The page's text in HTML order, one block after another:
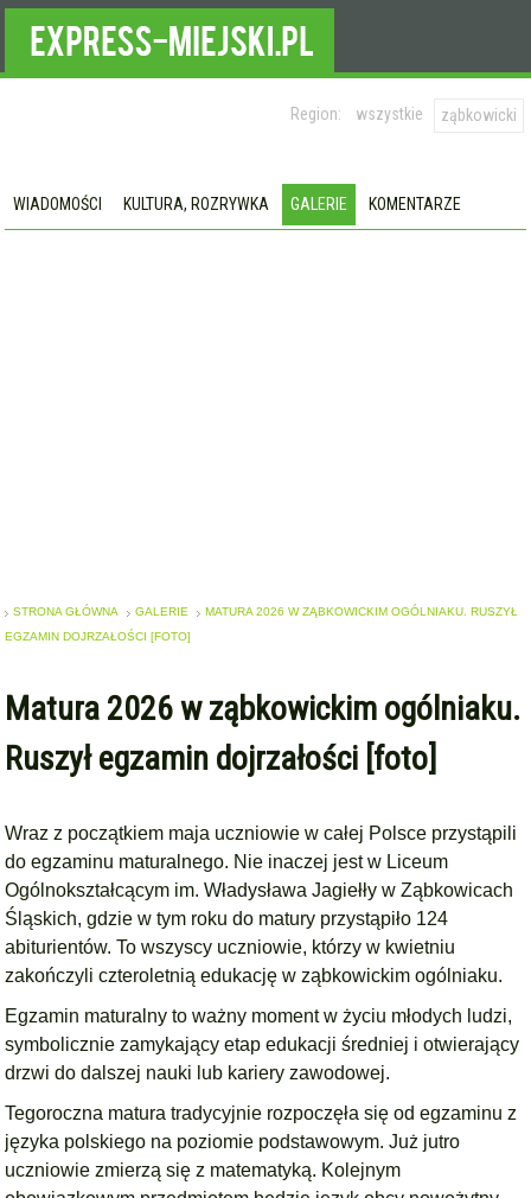
Region: wszystkie ząbkowicki
WIADOMOŚCI KULTURA, ROZRYWKA GALERIE KOMENTARZE
STRONA GŁÓWNA GALERIE
MATURA 2026 W ZĄBKOWICKIM OGÓLNIAKU. RUSZYŁ
EGZAMIN DOJRZAŁOŚCI [FOTO]
Matura 2026 w ząbkowickim ogólniaku.
Ruszył egzamin dojrzałości [foto]
Wraz z początkiem maja uczniowie w całej Polsce przystąpili
do egzaminu maturalnego. Nie inaczej jest w Liceum
Ogólnokształcącym im. Władysława Jagiełły w Ząbkowicach
Śląskich, gdzie w tym roku do matury przystąpiło 124
abiturientów. To wszyscy uczniowie, którzy w kwietniu
zakończyli czteroletnią edukację w ząbkowickim ogólniaku.
Egzamin maturalny to ważny moment w życiu młodych ludzi,
symbolicznie zamykający etap edukacji średniej i otwierający
drzwi do dalszej nauki lub kariery zawodowej.
Tegoroczna matura tradycyjnie rozpoczęła się od egzaminu z
języka polskiego na poziomie podstawowym. Już jutro
uczniowie zmierzą się z matematyką. Kolejnym